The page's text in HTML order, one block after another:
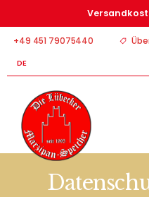
+49 451 79075440
DE